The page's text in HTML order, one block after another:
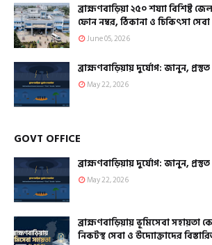
ব্রাহ্মণবাড়িয়া ২৫০ শয্যা বিশিষ্ট
ফোন নম্বর, ঠিকানা ও চিকিৎসা সেবা
June 05, 2026
ব্রাহ্মণবাড়িয়ায় দুর্যোগ: জানুন,
May 22, 2026
GOVT OFFICE
ব্রাহ্মণবাড়িয়ায় দুর্যোগ: জানুন,
May 22, 2026
ব্রাহ্মণবাড়িয়ায় ভূমিসেবা সহায়তা
নিকটস্থ সেবা ও উদ্যোক্তাদের